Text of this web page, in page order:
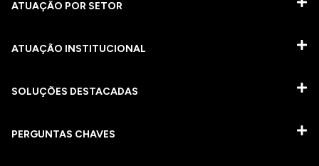
ATUAÇÃO POR SETOR
ATUAÇÃO INSTITUCIONAL
SOLUÇÕES DESTACADAS
PERGUNTAS CHAVES​